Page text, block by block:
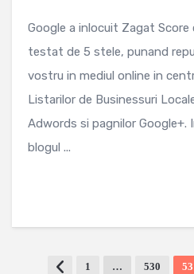
Google a inlocuit Zagat Score
testat de 5 stele, punand
vostru in mediul online in
Listarilor de Businessuri
Adwords si pagnilor
blogul ...
1 … 530